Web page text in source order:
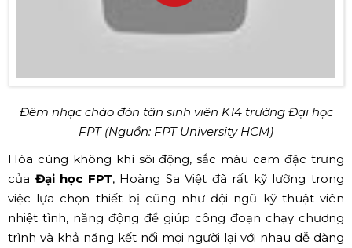
Đêm nhạc chào đón tân sinh viên K14 trường Đại học
FPT (Nguồn: FPT University HCM)
Hòa cùng không khí sôi động, sắc màu cam đặc trưng
của Đại học FPT, Hoàng Sa Việt đã rất kỹ lưỡng trong
việc lựa chọn thiết bị cũng như đội ngũ kỹ thuật viên
nhiệt tình, năng động để giúp công đoạn chạy chương
trình và khả năng kết nối mọi người lại với nhau dễ dàng